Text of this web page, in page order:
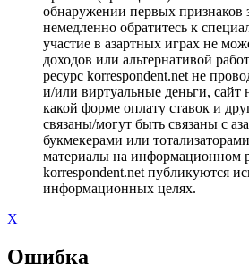
обнаружении первых признаков
немедленно обратитесь к
участие в азартных играх не
доходов или альтернативой
ресурс korrespondent.net не
и/или виртуальные деньги, сайт
какой форме оплату ставок и
связаны/могут быть связаны с
букмекерами или
материалы на информационном
korrespondent.net публикуются
информационных целях.
X
Ошибка